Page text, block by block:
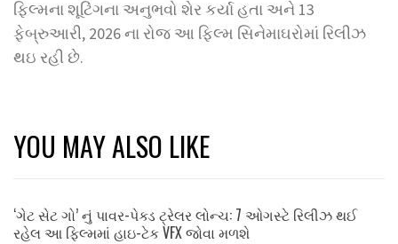
ફિલ્મના શૂટિંગના અનુભવો શેર કર્યા હતા અને 13
ફેબ્રુઆરી, 2026 ના રોજ આ ફિલ્મ સિનેમાઘરોમાં રિલીઝ
થઇ રહી છે.
YOU MAY ALSO LIKE
‘ગેટ સેટ ગો’ નું પાવર-પેક્ડ ટ્રેલર લોન્ચ: 7 ઓગસ્ટે રિલીઝ થઈ
રહેલ આ ફિલ્મમાં હાઇ-ટેક VFX જોવા મળશે